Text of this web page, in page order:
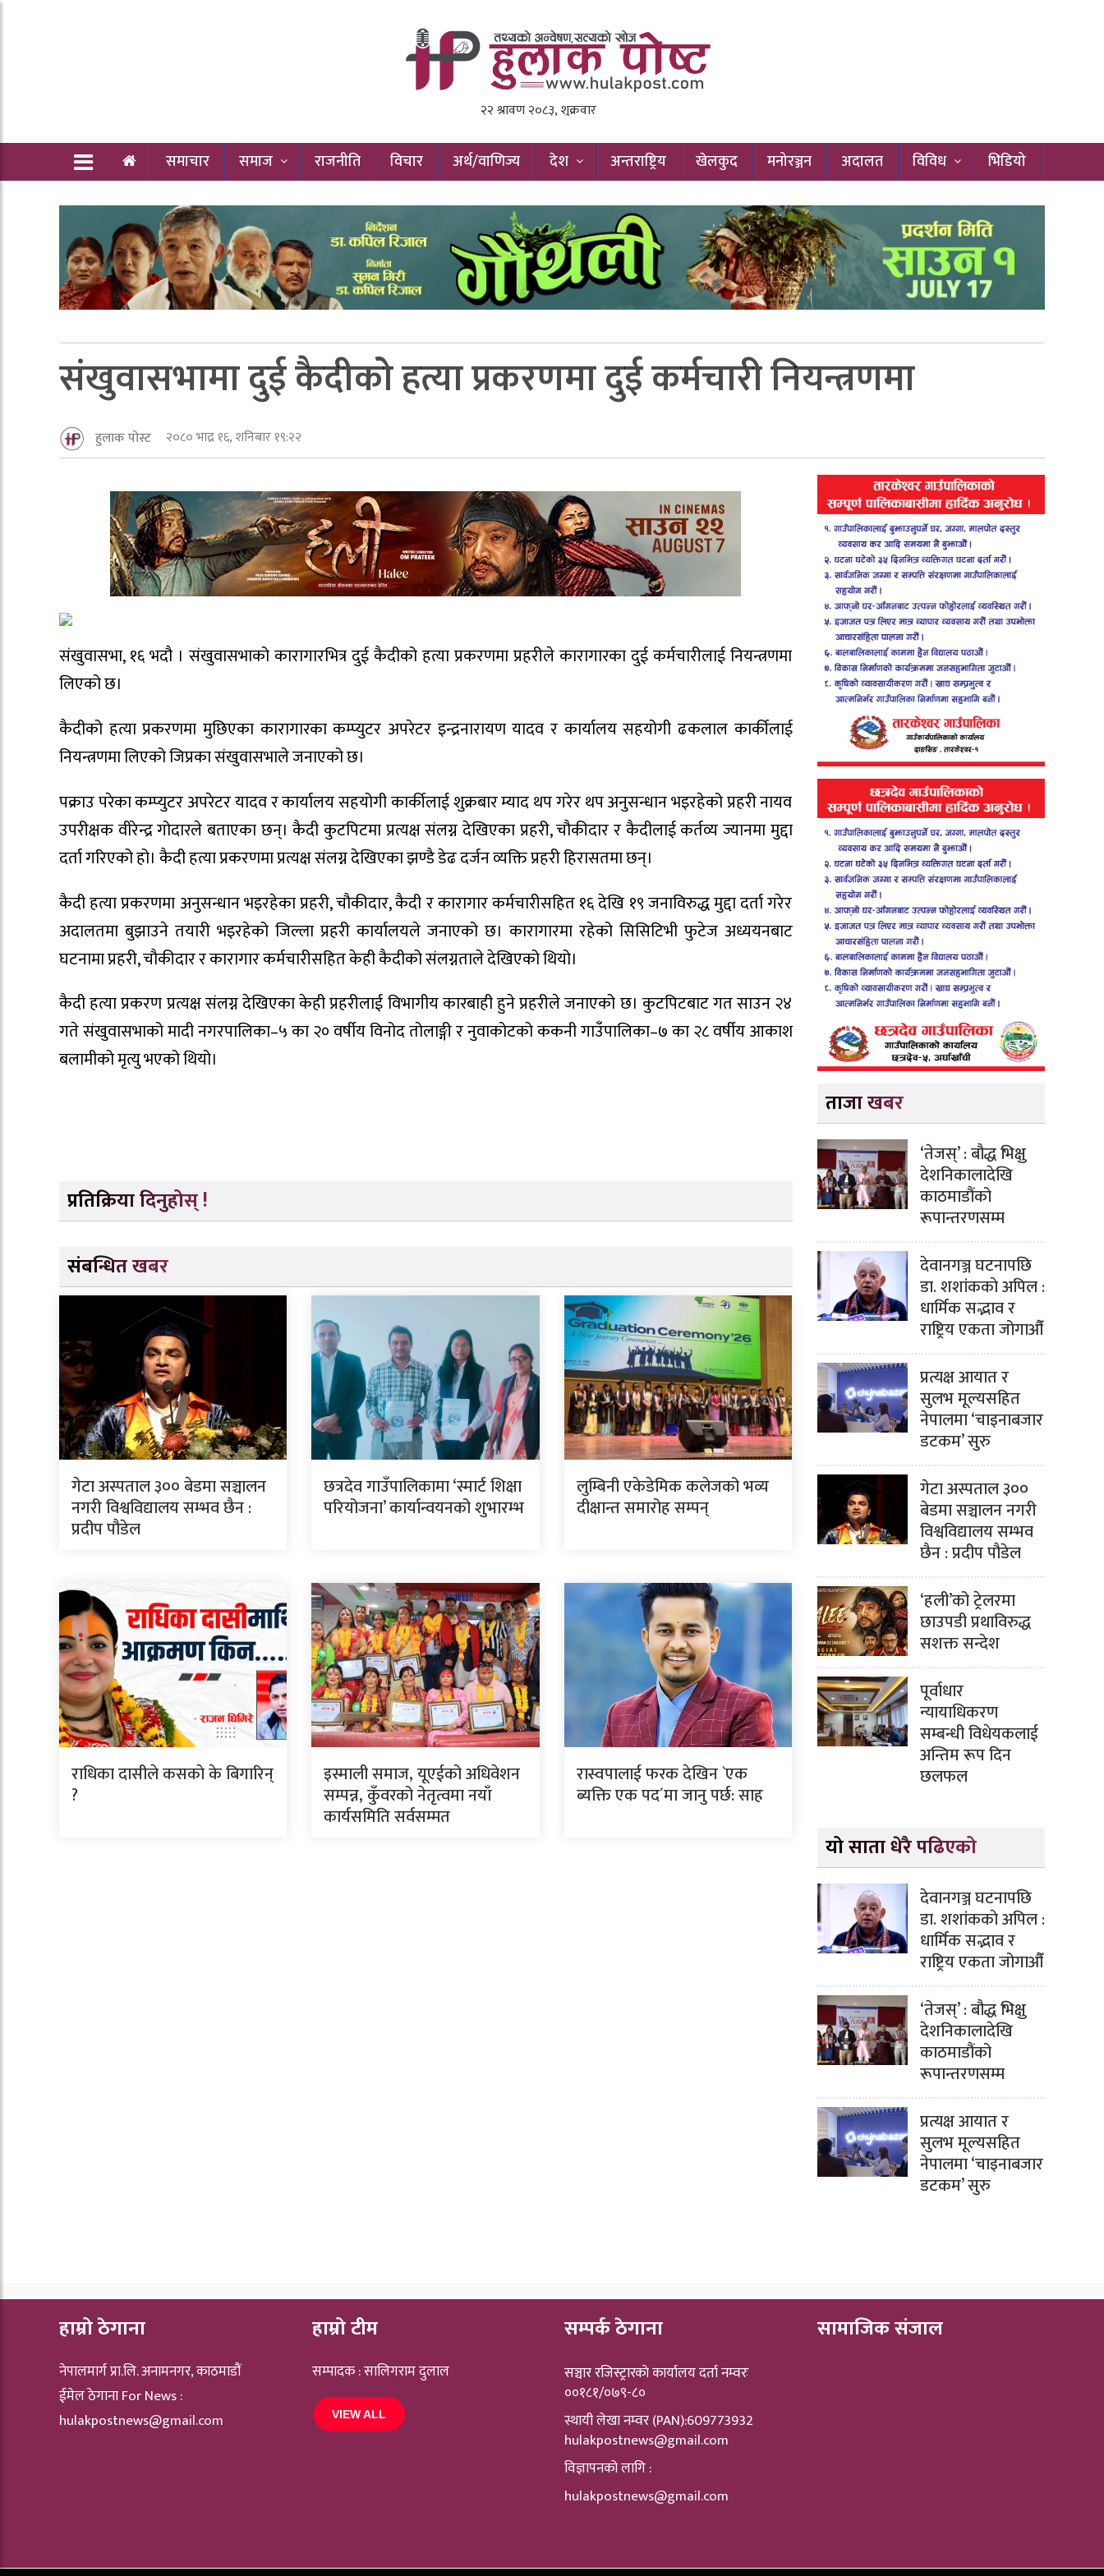
समाचार समाज राजनीति विचार अर्थ/वाणिज्य देश अन्तराष्ट्रिय खेलकुद मनोरञ्जन अदालत विविध भिडियो
संखुवासभामा दुई कैदीको हत्या प्रकरणमा दुई कर्मचारी नियन्त्रणमा
हुलाक पोस्ट २०८० भाद्र १६, शनिबार १९:२२
संखुवासभा, १६ भदौ । संखुवासभाको कारागारभित्र दुई कैदीको हत्या प्रकरणमा प्रहरीले कारागारका दुई कर्मचारीलाई नियन्त्रणमा
लिएको छ।
कैदीको हत्या प्रकरणमा मुछिएका कारागारका कम्प्युटर अपरेटर इन्द्रनारायण यादव र कार्यालय सहयोगी ढकलाल कार्कीलाई
नियन्त्रणमा लिएको जिप्रका संखुवासभाले जनाएको छ।
पक्राउ परेका कम्प्युटर अपरेटर यादव र कार्यालय सहयोगी कार्कीलाई शुक्रबार म्याद थप गरेर थप अनुसन्धान भइरहेको प्रहरी नायव
उपरीक्षक वीरेन्द्र गोदारले बताएका छन्। कैदी कुटपिटमा प्रत्यक्ष संलग्न देखिएका प्रहरी, चौकीदार र कैदीलाई कर्तव्य ज्यानमा मुद्दा
दर्ता गरिएको हो। कैदी हत्या प्रकरणमा प्रत्यक्ष संलग्न देखिएका झण्डै डेढ दर्जन व्यक्ति प्रहरी हिरासतमा छन्।
कैदी हत्या प्रकरणमा अनुसन्धान भइरहेका प्रहरी, चौकीदार, कैदी र कारागार कर्मचारीसहित १६ देखि १९ जनाविरुद्ध मुद्दा दर्ता गरेर
अदालतमा बुझाउने तयारी भइरहेको जिल्ला प्रहरी कार्यालयले जनाएको छ। कारागारमा रहेको सिसिटिभी फुटेज अध्ययनबाट
घटनामा प्रहरी, चौकीदार र कारागार कर्मचारीसहित केही कैदीको संलग्नताले देखिएको थियो।
कैदी हत्या प्रकरण प्रत्यक्ष संलग्न देखिएका केही प्रहरीलाई विभागीय कारबाही हुने प्रहरीले जनाएको छ। कुटपिटबाट गत साउन २४
गते संखुवासभाको मादी नगरपालिका–५ का २० वर्षीय विनोद तोलाङ्गी र नुवाकोटको ककनी गाउँपालिका–७ का २८ वर्षीय आकाश
बलामीको मृत्यु भएको थियो।
प्रतिक्रिया दिनुहोस् !
संबन्धित खबर
गेटा अस्पताल ३०० बेडमा सञ्चालन
नगरी विश्वविद्यालय सम्भव छैन :
प्रदीप पौडेल
छत्रदेव गाउँपालिकामा ‘स्मार्ट शिक्षा
परियोजना’ कार्यान्वयनको शुभारम्भ
लुम्बिनी एकेडेमिक कलेजको भव्य
दीक्षान्त समारोह सम्पन्
राधिका दासीले कसकाे के बिगारिन्
?
इस्माली समाज, यूएईको अधिवेशन
सम्पन्न, कुँवरको नेतृत्वमा नयाँ
कार्यसमिति सर्वसम्मत
रास्वपालाई फरक देखिन `एक
ब्यक्ति एक पद´मा जानु पर्छ: साह
ताजा खबर
‘तेजस्’ : बौद्ध भिक्षु
देशनिकालादेखि
काठमाडौंको
रूपान्तरणसम्म
देवानगञ्ज घटनापछि
डा. शशांककाे अपिल :
धार्मिक सद्भाव र
राष्ट्रिय एकता जोगाऔँ
प्रत्यक्ष आयात र
सुलभ मूल्यसहित
नेपालमा ‘चाइनाबजार
डटकम’ सुरु
गेटा अस्पताल ३००
बेडमा सञ्चालन नगरी
विश्वविद्यालय सम्भव
छैन : प्रदीप पौडेल
‘हली’को ट्रेलरमा
छाउपडी प्रथाविरुद्ध
सशक्त सन्देश
पूर्वाधार
न्यायाधिकरण
सम्बन्धी विधेयकलाई
अन्तिम रूप दिन
छलफल
यो साता धेरै पढिएको
देवानगञ्ज घटनापछि
डा. शशांककाे अपिल :
धार्मिक सद्भाव र
राष्ट्रिय एकता जोगाऔँ
‘तेजस्’ : बौद्ध भिक्षु
देशनिकालादेखि
काठमाडौंको
रूपान्तरणसम्म
प्रत्यक्ष आयात र
सुलभ मूल्यसहित
नेपालमा ‘चाइनाबजार
डटकम’ सुरु
हाम्रो ठेगाना
नेपालमार्ग प्रा.लि. अनामनगर, काठमाडौं
ईमेल ठेगाना For News :
hulakpostnews@gmail.com
हाम्रो टीम
सम्पादक : सालिगराम दुलाल
VIEW ALL
सम्पर्क ठेगाना
सञ्चार रजिस्ट्रारकाे कार्यालय दर्ता नम्वरः
००१८१/०७९-८०
स्थायी लेखा नम्वर (PAN):609773932
hulakpostnews@gmail.com
विज्ञापनको लागि :
hulakpostnews@gmail.com
सामाजिक संजाल